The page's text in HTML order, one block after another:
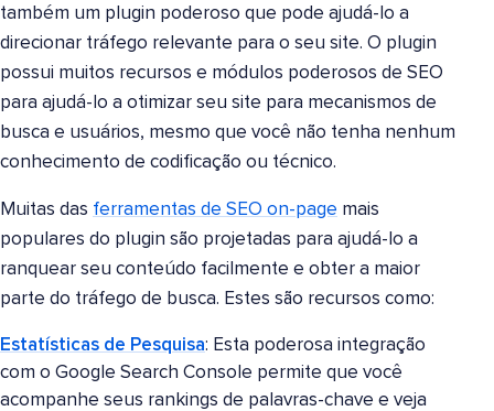
também um plugin poderoso que pode ajudá-lo a
direcionar tráfego relevante para o seu site. O plugin
possui muitos recursos e módulos poderosos de SEO
para ajudá-lo a otimizar seu site para mecanismos de
busca e usuários, mesmo que você não tenha nenhum
conhecimento de codificação ou técnico.
Muitas das ferramentas de SEO on-page mais
populares do plugin são projetadas para ajudá-lo a
ranquear seu conteúdo facilmente e obter a maior
parte do tráfego de busca. Estes são recursos como:
Estatísticas de Pesquisa: Esta poderosa integração
com o Google Search Console permite que você
acompanhe seus rankings de palavras-chave e veja